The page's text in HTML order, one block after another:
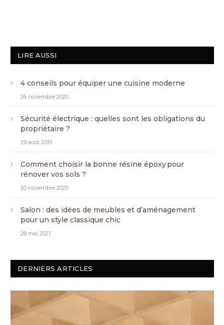
LIRE AUSSI
4 conseils pour équiper une cuisine moderne
26 novembre 2020
Sécurité électrique : quelles sont les obligations du
propriétaire ?
29 août 2019
Comment choisir la bonne résine époxy pour
rénover vos sols ?
20 novembre 2020
Salon : des idées de meubles et d’aménagement
pour un style classique chic
28 mai 2021
DERNIERS ARTICLES